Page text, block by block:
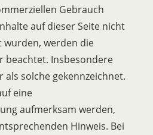
Gebrauch
auf dieser Seite nicht
werden die
Insbesondere
solche gekennzeichnet.
eine
aufmerksam werden,
Hinweis. Bei